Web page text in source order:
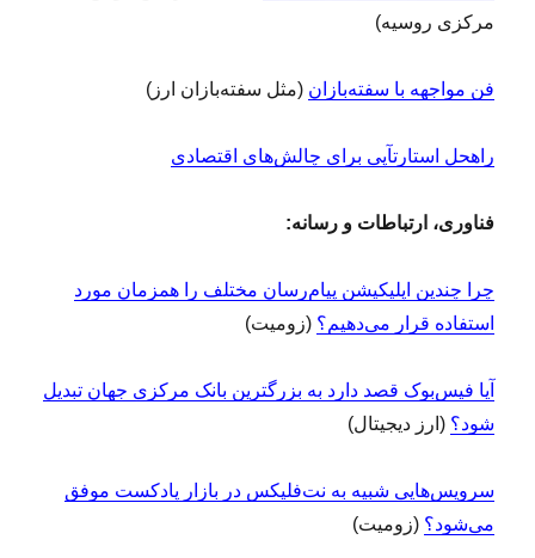
مرکزی روسیه)
فن مواجهه با سفته‌بازان (مثل سفته‌بازان ارز)
راه‎حل‌ استارت‎آپی برای چالش‌های اقتصادی
فناوری، ارتباطات و رسانه:
چرا چندین اپلیکیشن پیام‌رسان مختلف را همزمان مورد
استفاده قرار می‌دهیم؟ (زومیت)
آیا فیس‌بوک قصد دارد به بزرگترین بانک مرکزی جهان تبدیل
شود؟ (ارز دیجیتال)
سرویس‌‌‌هایی شبیه به نت‌فلیکس در بازار پادکست موفق
می‌شود؟ (زومیت)